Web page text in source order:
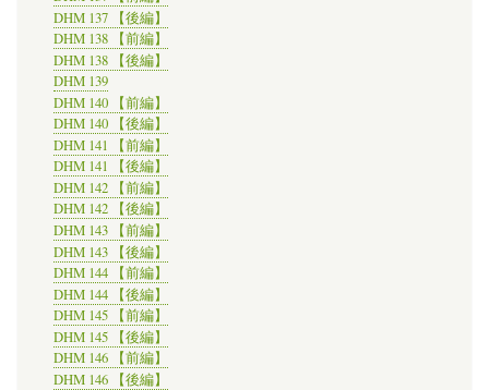
DHM 137 【後編】
DHM 138 【前編】
DHM 138 【後編】
DHM 139
DHM 140 【前編】
DHM 140 【後編】
DHM 141 【前編】
DHM 141 【後編】
DHM 142 【前編】
DHM 142 【後編】
DHM 143 【前編】
DHM 143 【後編】
DHM 144 【前編】
DHM 144 【後編】
DHM 145 【前編】
DHM 145 【後編】
DHM 146 【前編】
DHM 146 【後編】